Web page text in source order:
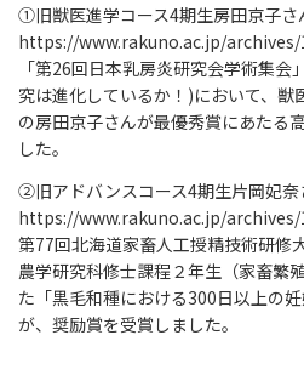
①旧獣医進学コース4期生房田京子さ
https://www.rakuno.ac.jp/
「第26回日本乳房炎研究会学術集
究は進化しているか！)において、
の房田京子さんが最優秀賞にあたる
した。
②旧アドバンスコース4期生片岡妃奈
https://www.rakuno.ac.jp/
第77回北海道家畜人工授精技術研修
農学研究科修士課程２年生（家畜繁
た「黒毛和種における300日以上の
が、奨励賞を受賞しました。